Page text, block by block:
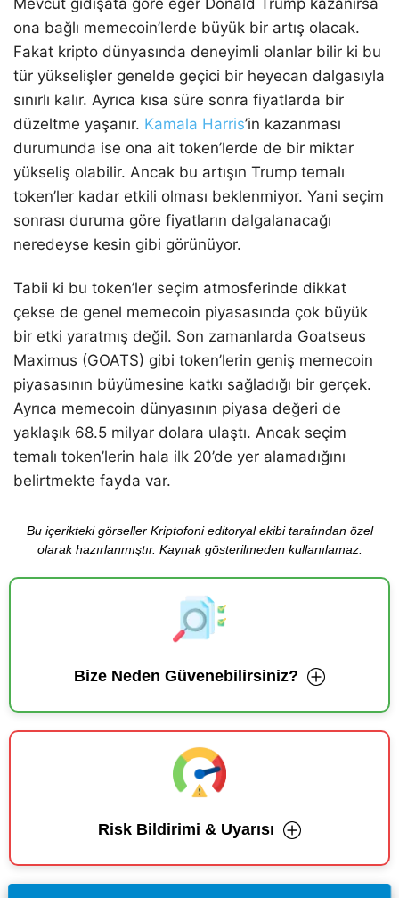
Mevcut gidişata göre eğer Donald Trump kazanırsa
ona bağlı memecoin’lerde büyük bir artış olacak.
Fakat kripto dünyasında deneyimli olanlar bilir ki bu
tür yükselişler genelde geçici bir heyecan dalgasıyla
sınırlı kalır. Ayrıca kısa süre sonra fiyatlarda bir
düzeltme yaşanır. Kamala Harris’in kazanması
durumunda ise ona ait token’lerde de bir miktar
yükseliş olabilir. Ancak bu artışın Trump temalı
token’ler kadar etkili olması beklenmiyor. Yani seçim
sonrası duruma göre fiyatların dalgalanacağı
neredeyse kesin gibi görünüyor.
Tabii ki bu token’ler seçim atmosferinde dikkat
çekse de genel memecoin piyasasında çok büyük
bir etki yaratmış değil. Son zamanlarda Goatseus
Maximus (GOATS) gibi token’lerin geniş memecoin
piyasasının büyümesine katkı sağladığı bir gerçek.
Ayrıca memecoin dünyasının piyasa değeri de
yaklaşık 68.5 milyar dolara ulaştı. Ancak seçim
temalı token’lerin hala ilk 20’de yer alamadığını
belirtmekte fayda var.
Bu içerikteki görseller Kriptofoni editoryal ekibi tarafından özel
olarak hazırlanmıştır. Kaynak gösterilmeden kullanılamaz.
Bize Neden Güvenebilirsiniz?
Risk Bildirimi & Uyarısı